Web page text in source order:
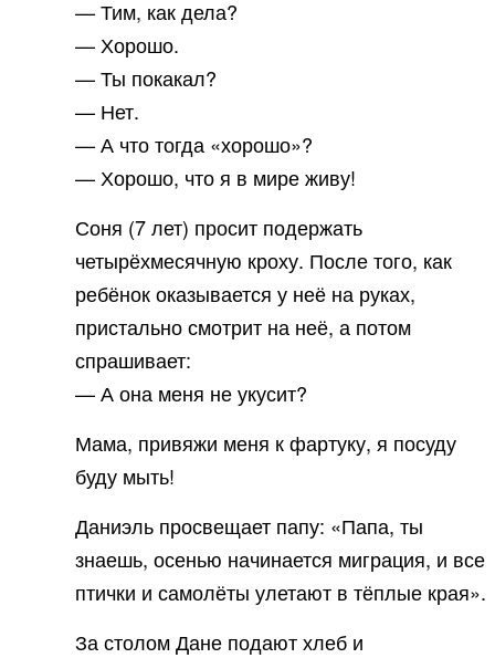
— Тим, как дела?
— Хорошо.
— Ты покакал?
— Нет.
— А что тогда «хорошо»?
— Хорошо, что я в мире живу!
Соня (7 лет) просит подержать
четырёхмесячную кроху. После того, как
ребёнок оказывается у неё на руках,
пристально смотрит на неё, а потом
спрашивает:
— А она меня не укусит?
Мама, привяжи меня к фартуку, я посуду
буду мыть!
Даниэль просвещает папу: «Папа, ты
знаешь, осенью начинается миграция, и все
птички и самолёты улетают в тёплые края».
За столом Дане подают хлеб и